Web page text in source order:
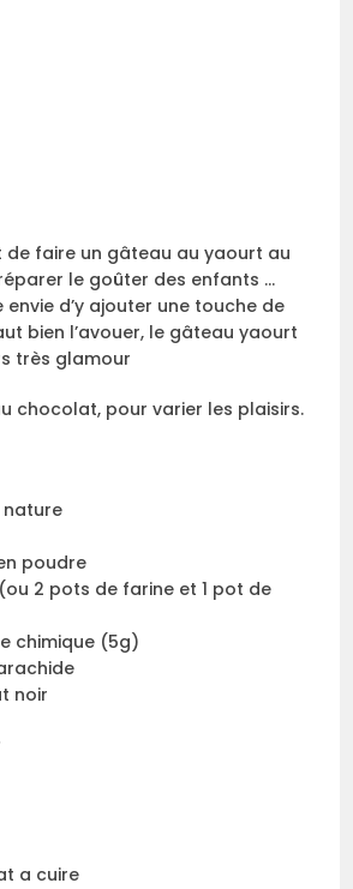
de faire un gâteau au yaourt au
le goûter des enfants …
d’y ajouter une touche de
bien l’avouer, le gâteau yaourt
très glamour
chocolat, pour varier les plaisirs.
nature
poudre
2 pots de farine et 1 pot de
chimique (5g)
noir
a cuire